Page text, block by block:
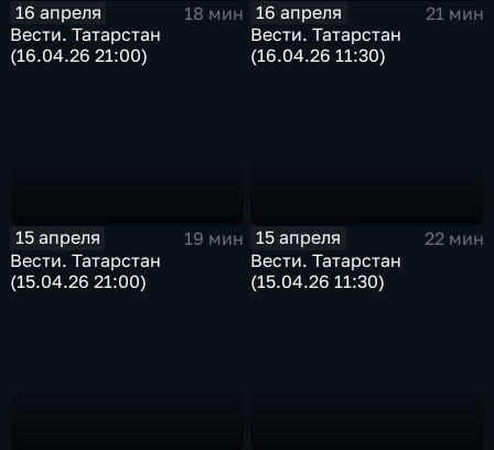
16 апреля
18 мин
Вести. Татарстан
(16.04.26 21:00)
16 апреля
21 мин
Вести. Татарстан
(16.04.26 11:30)
15 апреля
19 мин
Вести. Татарстан
(15.04.26 21:00)
15 апреля
22 мин
Вести. Татарстан
(15.04.26 11:30)